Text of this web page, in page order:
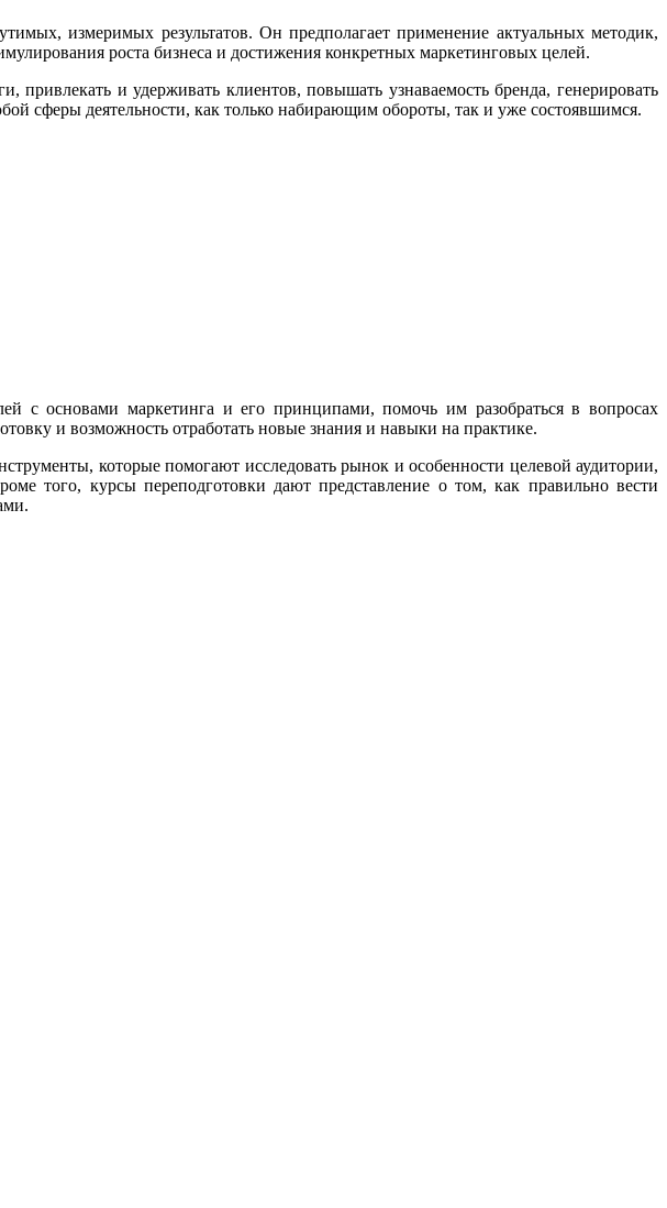
измеримых результатов. Он предполагает применение актуальных методик,
роста бизнеса и достижения конкретных маркетинговых целей.
привлекать и удерживать клиентов, повышать узнаваемость бренда, генерировать
сферы деятельности, как только набирающим обороты, так и уже состоявшимся.
с основами маркетинга и его принципами, помочь им разобраться в вопросах
и возможность отработать новые знания и навыки на практике.
которые помогают исследовать рынок и особенности целевой аудитории,
того, курсы переподготовки дают представление о том, как правильно вести